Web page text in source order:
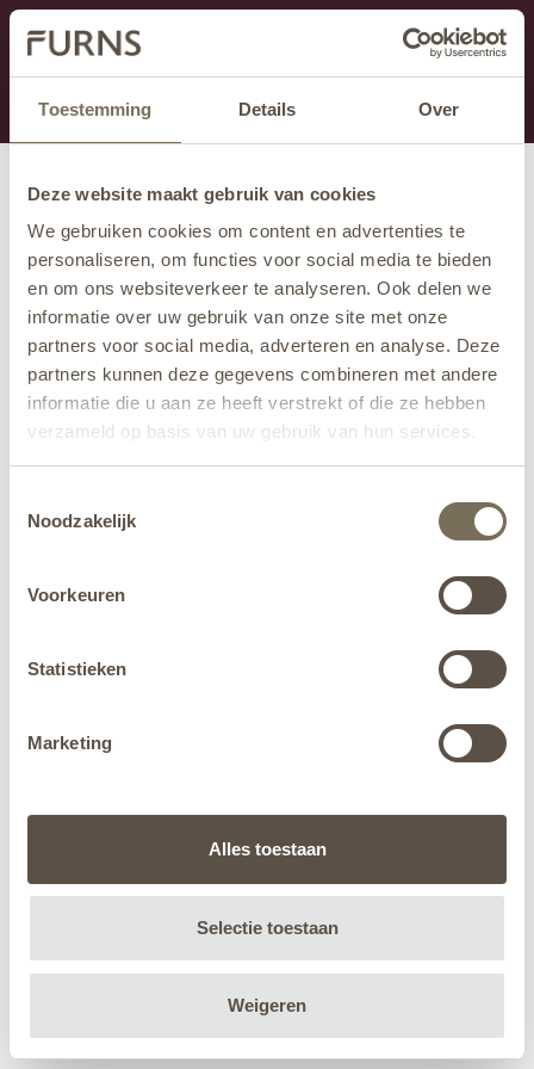
Toestemming Details Over
Deze website maakt gebruik van cookies
We gebruiken cookies om content en advertenties te
personaliseren, om functies voor social media te bieden
en om ons websiteverkeer te analyseren. Ook delen we
informatie over uw gebruik van onze site met onze
partners voor social media, adverteren en analyse. Deze
partners kunnen deze gegevens combineren met andere
informatie die u aan ze heeft verstrekt of die ze hebben
verzameld op basis van uw gebruik van hun services.
jehier.
Noodzakelijk
Voorkeuren
Statistieken
Marketing
Alles toestaan
Selectie toestaan
Weigeren
This section is currently under maintenance.
If you are missing information, you can call us at +31
413 745 423 or email us at info@furns.com